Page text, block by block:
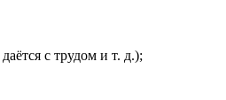
с трудом и т. д.);